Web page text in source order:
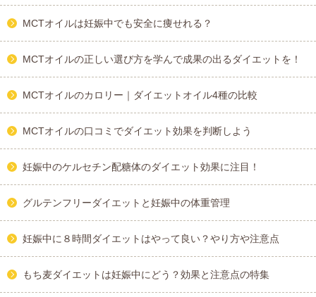
MCTオイルは妊娠中でも安全に痩せれる？
MCTオイルの正しい選び方を学んで成果の出るダイエットを！
MCTオイルのカロリー｜ダイエットオイル4種の比較
MCTオイルの口コミでダイエット効果を判断しよう
妊娠中のケルセチン配糖体のダイエット効果に注目！
グルテンフリーダイエットと妊娠中の体重管理
妊娠中に８時間ダイエットはやって良い？やり方や注意点
もち麦ダイエットは妊娠中にどう？効果と注意点の特集